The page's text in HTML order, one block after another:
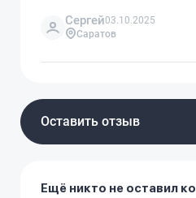
Сергей03.10.2025
Саратов
Оставить отзыв
Ещё никто не оставил